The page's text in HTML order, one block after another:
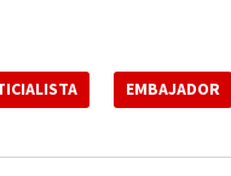
EMBAJADOR